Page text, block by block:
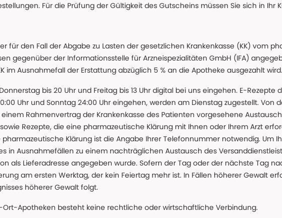
Für die Prüfung der Gültigkeit des Gutscheins müssen Sie sich in Ihr
für den Fall der Abgabe zu Lasten der gesetzlichen Krankenkasse (KK) vom
gegenüber der Informationsstelle für Arzneispezialitäten GmbH (IFA)
im Ausnahmefall der Erstattung abzüglich 5 % an die Apotheke ausgezahlt wird.
bis 20 Uhr und Freitag bis 13 Uhr digital bei uns eingehen. E-Rezepte
Uhr und Sonntag 24:00 Uhr eingehen, werden am Dienstag zugestellt. Von
Rahmenvertrag der Krankenkasse des Patienten vorgesehene
Rezepte, die eine pharmazeutische Klärung mit Ihnen oder Ihrem Arzt
Klärung ist die Angabe Ihrer Telefonnummer notwendig. Um
in Ausnahmefällen zu einem nachträglichen Austausch des
als Lieferadresse angegeben wurde. Sofern der Tag oder der nächste Tag
am ersten Werktag, der kein Feiertag mehr ist. In Fällen höherer Gewalt
höherer Gewalt folgt.
Apotheken besteht keine rechtliche oder wirtschaftliche Verbindung.